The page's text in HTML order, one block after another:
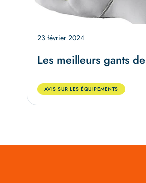
23 février 2024
Les meilleurs gants
AVIS SUR LES ÉQUIPEMENTS